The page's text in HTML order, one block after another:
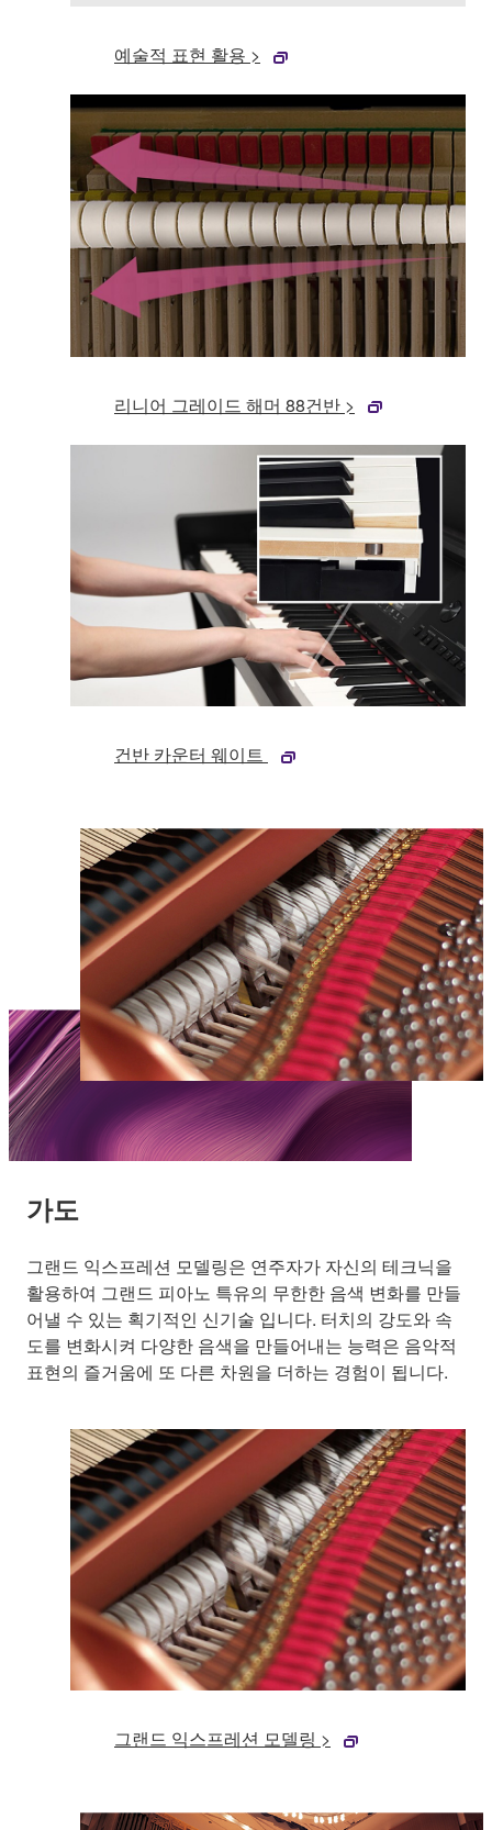
예술적 표현 활용 >
리니어 그레이드 해머 88건반 >
건반 카운터 웨이트
가도
그랜드 익스프레션 모델링은 연주자가 자신의 테크닉을
활용하여 그랜드 피아노 특유의 무한한 음색 변화를 만들
어낼 수 있는 획기적인 신기술 입니다. 터치의 강도와 속
도를 변화시켜 다양한 음색을 만들어내는 능력은 음악적
표현의 즐거움에 또 다른 차원을 더하는 경험이 됩니다.
그랜드 익스프레션 모델링 >